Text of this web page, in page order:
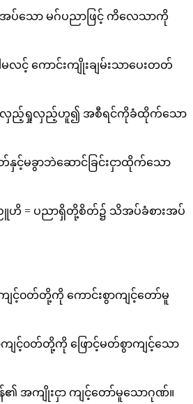
မ်းအပ်သော မဂ်ပညာဖြင့် ကိလေသာကို
လင့် ကောင်းကျိုးချမ်းသာပေးတတ်
လှည့်ရှုလှည့်ဟူ၍ အစီရင်ကိုခံထိုက်သော
နှင့်မခွာဘဲဆောင်ခြင်းငှာထိုက်သော
ဝိညူဟိ = ပညာရှိတို့စိတ်၌ သိအပ်ခံစားအပ်
ာကျင့်၀တ်တို့ကို ကောင်းစွာကျင့်တော်မူ
ခာကျင့်၀တ်တို့ကို ဖြောင့်မတ်စွာကျင့်သော
ဗာန်၏ အကျိုးငှာ ကျင့်တော်မူသောဂုဏ်။